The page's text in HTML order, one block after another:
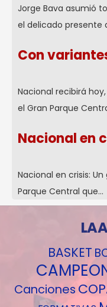
Jorge Bava asumió
el delicado presente
Con
Nacional recibirá
el Gran Parque
Nacional en
Nacional en crisis:
Parque Central que…
BASKET
Canciones